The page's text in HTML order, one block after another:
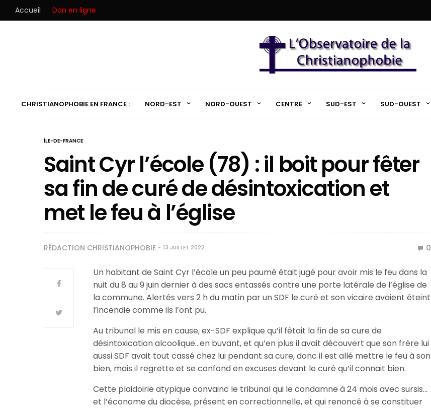
Accueil Don en ligne
CHRISTIANOPHOBIE EN FRANCE : NORD-EST NORD-OUEST CENTRE SUD-EST SUD-OUEST
ÎLE-DE-FRANCE
Saint Cyr l’école (78) : il boit pour fêter
sa fin de curé de désintoxication et
met le feu à l’église
RÉDACTION CHRISTIANOPHOBIE 13 JUILLET 2022 0
Un habitant de Saint Cyr l’école un peu paumé était jugé pour avoir mis le feu dans la
nuit du 8 au 9 juin dernier à des sacs entassés contre une porte latérale de l’église de
la commune. Alertés vers 2 h du matin par un SDF le curé et son vicaire avaient éteint
l’incendie comme ils l’ont pu.
Au tribunal le mis en cause, ex-SDF explique qu’il fêtait la fin de sa cure de
désintoxication alcoolique…en buvant, et qu’en plus il avait découvert que son frère lui
aussi SDF avait tout cassé chez lui pendant sa cure, donc il est allé mettre le feu à son
bien, mais il regrette et se confond en excuses devant le curé qu’il connait bien.
Cette plaidoirie atypique convainc le tribunal qui le condamne à 24 mois avec sursis…
et l’économe du diocèse, présent en correctionnelle, et qui renoncé à se constituer